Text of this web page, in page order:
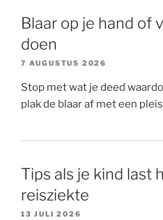
Blaar op je hand of
doen
7 AUGUSTUS 2026
Stop met wat je deed
plak de blaar af met een
Tips als je kind last
reisziekte
13 JULI 2026